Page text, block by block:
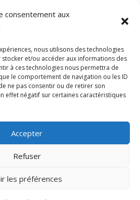
consentement aux
nous utilisons des technologies
et/ou accéder aux informations des
à ces technologies nous permettra de
le comportement de navigation ou les ID
ne pas consentir ou de retirer son
effet négatif sur certaines caractéristiques
Accepter
Refuser
les préférences
légale et administrative
par
Léocadie | Site